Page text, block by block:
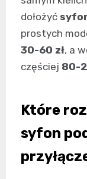
dołożyć
prostych
30-60 zł, a
częściej 80-
Które
syfon